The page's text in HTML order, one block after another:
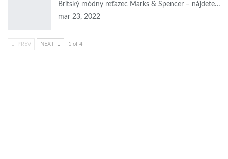
Britský módny reťazec Marks & Spencer – nájdete…
mar 23, 2022
PREV NEXT 1 of 4